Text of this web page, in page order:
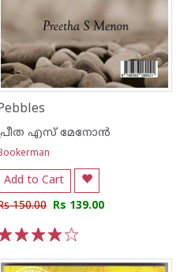
എസ് മേനോന്‍
Add to Cart
150.00 Rs 139.00